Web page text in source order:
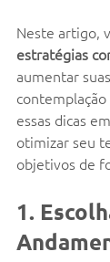
Neste artigo,
estratégias
aumentar
essas dicas
otimizar seu
objetivos de
1.